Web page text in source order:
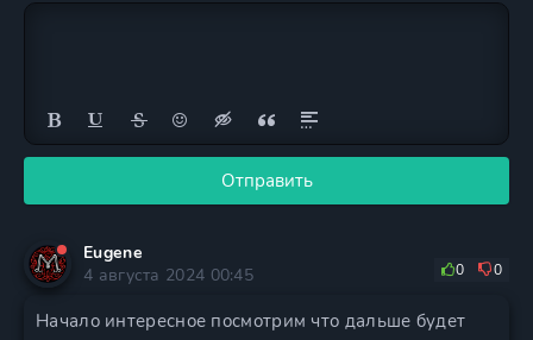
Отправить
Eugene
4 августа 2024 00:45
0 0
Начало интересное посмотрим что дальше будет